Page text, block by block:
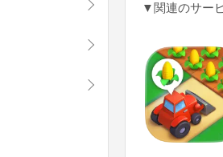
▼関連のサー